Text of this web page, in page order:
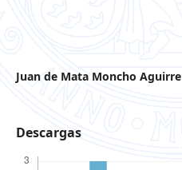
Juan de Mata Moncho Aguirre
Descargas